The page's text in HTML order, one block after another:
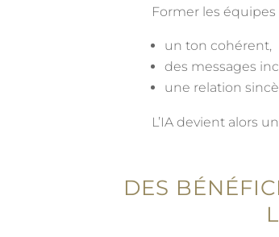
Former les
un ton cohérent,
des messages
une relation
L’IA devient alors
DES